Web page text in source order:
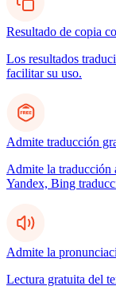
Resultado de copia
Los resultados
facilitar su uso.
Admite traducción
Admite la traducción
Yandex, Bing
Admite la
Lectura gratuita del